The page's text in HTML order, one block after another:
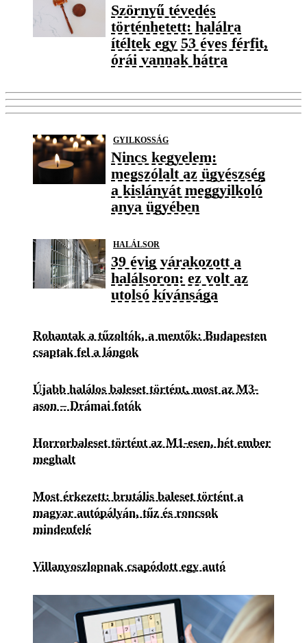
Szörnyű tévedés
történhetett: halálra
ítéltek egy 53 éves férfit,
órái vannak hátra
GYILKOSSÁG
Nincs kegyelem:
megszólalt az ügyészség
a kislányát meggyilkoló
anya ügyében
HALÁLSOR
39 évig várakozott a
halálsoron: ez volt az
utolsó kívánsága
Rohantak a tűzoltók, a mentők: Budapesten
csaptak fel a lángok
Újabb halálos baleset történt, most az M3-
ason – Drámai fotók
Horrorbaleset történt az M1-esen, hét ember
meghalt
Most érkezett: brutális baleset történt a
magyar autópályán, tűz és roncsok
mindenfelé
Villanyoszlopnak csapódott egy autó